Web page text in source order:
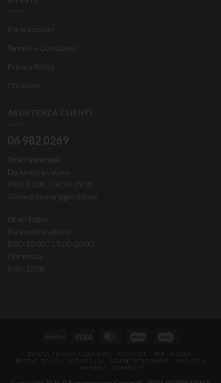
Il mio account
Termini e Condizioni
Privacy Policy
Chi siamo
ASSISTENZA CLIENTI
06 982 0269
Orari Invernali
Da lunedì a sabato
8:00-13:00 / 16:30-19:30
Giovedì pomeriggio chiuso
Orari Estivi
Da lunedì a sabato
8:00-13:00 / 17:00-20:00
Domenica
8:00-13:00